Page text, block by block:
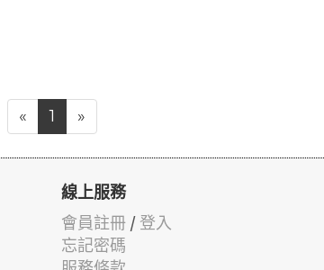
« 1 »
線上服務
會員註冊 / 登入
忘記密碼